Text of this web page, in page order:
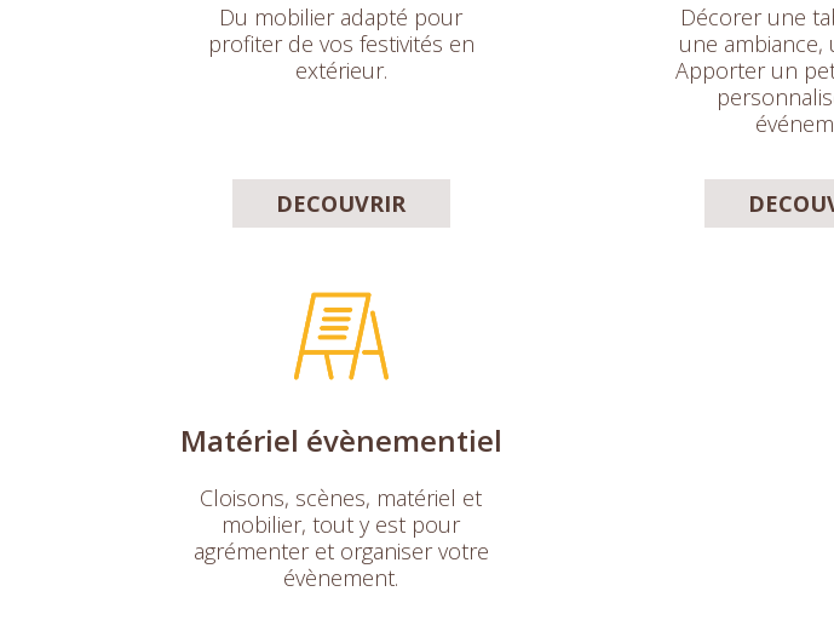
Du mobilier adapté pour
profiter de vos festivités en
extérieur.
DECOUVRIR
Décorer une
une
Apporter un
Matériel évènementiel
Cloisons, scènes, matériel et
mobilier, tout y est pour
agrémenter et organiser votre
évènement.